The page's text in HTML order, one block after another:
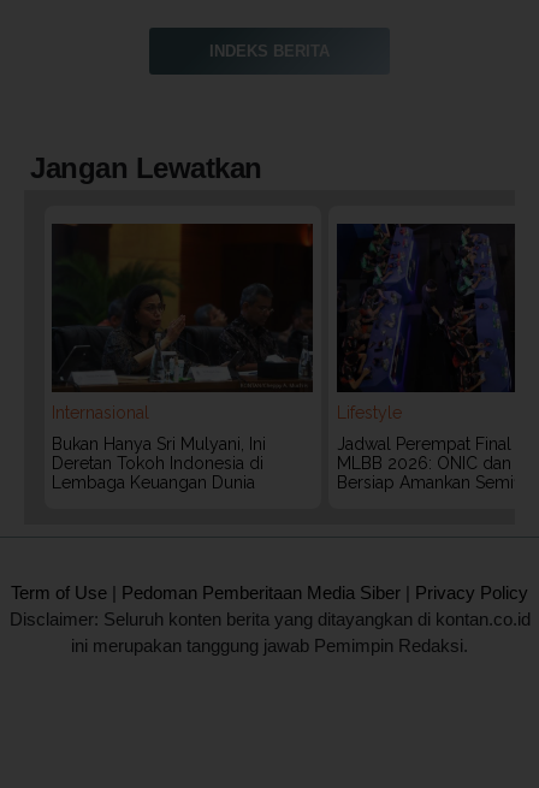
INDEKS BERITA
Jangan Lewatkan
Internasional
Bukan Hanya Sri Mulyani, Ini
Deretan Tokoh Indonesia di
Lembaga Keuangan Dunia
Lifestyle
Jadwal Perempat Final
MLBB 2026: ONIC dan
Bersiap Amankan
Term of Use | Pedoman Pemberitaan Media Siber | Privacy Policy
Disclaimer: Seluruh konten berita yang ditayangkan di kontan.co.id
ini merupakan tanggung jawab Pemimpin Redaksi.